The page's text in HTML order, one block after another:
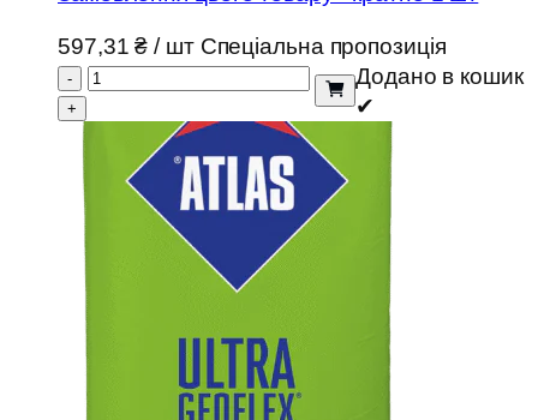
597,31₴ / шт Спеціальна пропозиція
-
+
Додано в кошик
✔